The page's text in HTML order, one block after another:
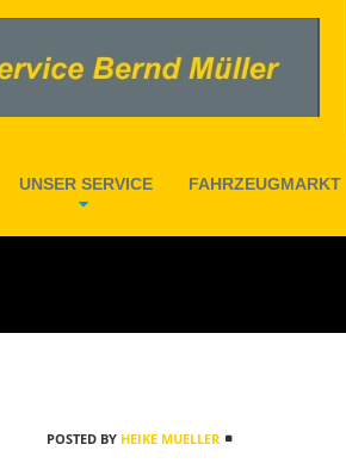
UNSER SERVICE FAHRZEUGMARKT
POSTED BY HEIKE MUELLER